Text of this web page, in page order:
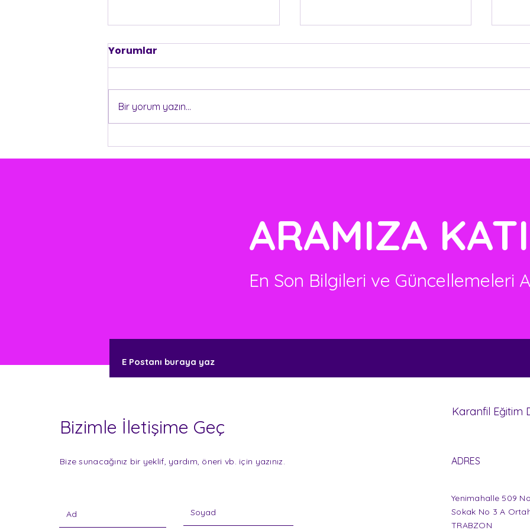
KURS BAŞLADI
GÖNÜLLÜ ÖĞRETMENİM
TASARISI
Yorumlar
Bir yorum yazın...
ARAMIZA
En Son Bilgileri ve Güncellemeleri
Bizimle İletişime Geç
Bize sunacağınız bir yeklif, yardım, öneri vb. için yazınız.
Karanfil Eğitim
ADRES
Yenimahalle 509
Sokak No 3 A
TRABZON